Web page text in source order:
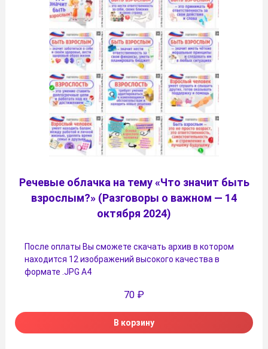
Речевые облачка на тему «Что значит быть
взрослым?» (Разговоры о важном — 14
октября 2024)
После оплаты Вы сможете скачать архив в котором
находится 12 изображений высокого качества в
формате .JPG А4
70 ₽
В корзину